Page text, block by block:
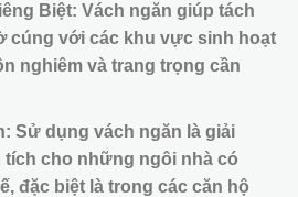
Biệt: Vách ngăn giúp tách
cúng với các khu vực sinh hoạt
nghiêm và trang trọng cần
Sử dụng vách ngăn là giải
tích cho những ngôi nhà có
đặc biệt là trong các căn hộ